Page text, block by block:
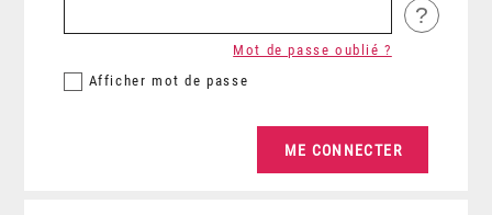
?
Afficher mot de passe
Mot de passe oublié ?